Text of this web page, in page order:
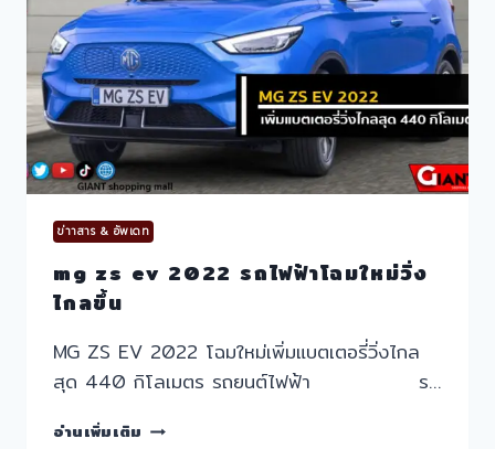
กม.
ข่าาสาร & อัพเดท
mg zs ev 2022 รถไฟฟ้าโฉมใหม่วิ่ง
ไกลขึ้น
MG ZS EV 2022 โฉมใหม่เพิ่มแบตเตอรี่วิ่งไกล
สุด 440 กิโลเมตร รถยนต์ไฟฟ้า ร…
อ่านเพิ่มเติม MG